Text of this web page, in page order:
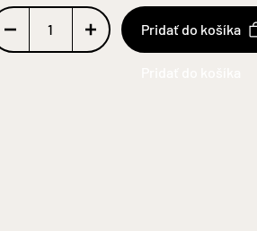
Pridať do košíka